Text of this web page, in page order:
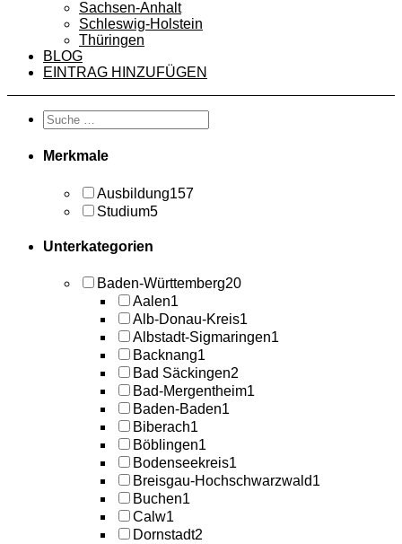
Sachsen-Anhalt
Schleswig-Holstein
Thüringen
BLOG
EINTRAG HINZUFÜGEN
Merkmale
Ausbildung157
Studium5
Unterkategorien
Baden-Württemberg20
Aalen1
Alb-Donau-Kreis1
Albstadt-Sigmaringen1
Backnang1
Bad Säckingen2
Bad-Mergentheim1
Baden-Baden1
Biberach1
Böblingen1
Bodenseekreis1
Breisgau-Hochschwarzwald1
Buchen1
Calw1
Dornstadt2